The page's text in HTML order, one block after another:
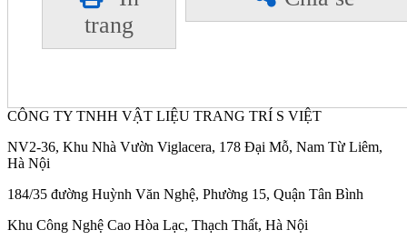
trang
CÔNG TY TNHH VẬT LIỆU TRANG TRÍ S VIỆT
NV2-36, Khu Nhà Vườn Viglacera, 178 Đại Mỗ, Nam Từ Liêm,
Hà Nội
184/35 đường Huỳnh Văn Nghệ, Phường 15, Quận Tân Bình
Khu Công Nghệ Cao Hòa Lạc, Thạch Thất, Hà Nội